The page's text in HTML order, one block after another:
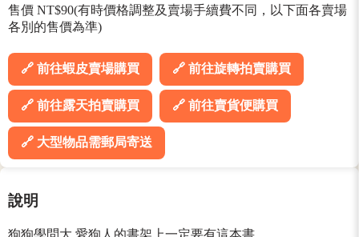
售價 NT$90(有時價格調整及賣場手續費不同，以下面各賣場
各別的售價為準)
🔗 前往蝦皮賣場購買 🔗 前往旋轉拍賣購買
🔗 前往露天拍賣購買 🔗 前往賣貨便購買
🔗 大型物品需郵局寄送
說明
狗狗學問大 愛狗人的書架上一定要有這本書